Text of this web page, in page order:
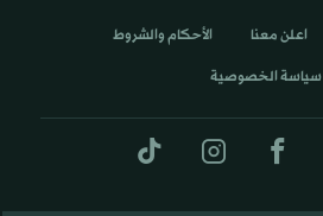
اعلن معنا الأحكام والشروط
سياسة الخصوصية